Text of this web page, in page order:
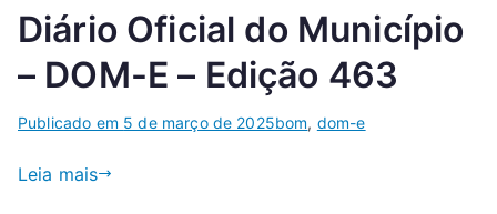
Diário Oficial do Município
– DOM-E – Edição 463
Publicado em 5 de março de 2025bom, dom-e
Leia mais